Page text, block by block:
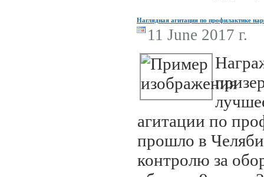
Наглядная агитация по профилактике
11 June 2017 г.
агитации по
прошло в
контролю за